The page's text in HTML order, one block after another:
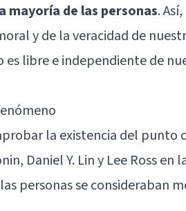
mayoría de las personas.
y de la veracidad de
libre e independiente de
la existencia del punto
Daniel Y. Lin y Lee Ross en
personas se consideraban